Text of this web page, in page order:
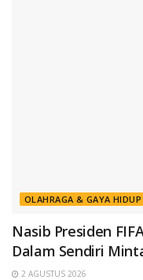
OLAHRAGA & GAYA HIDUP
Nasib Presiden
Dalam Sendiri
2 AGUSTUS 2026